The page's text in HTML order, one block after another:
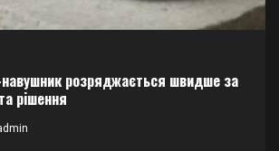
розряджається швидше за
рішення